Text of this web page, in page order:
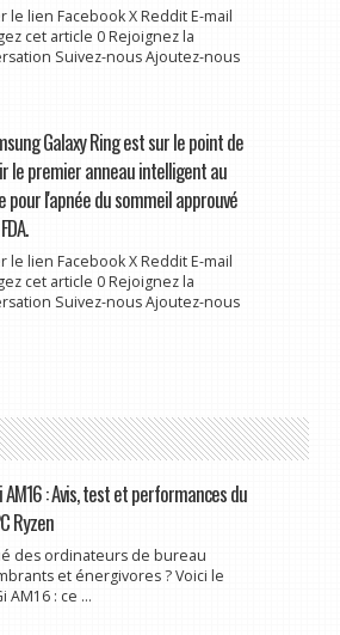
le lien Facebook X Reddit E-mail
cet article 0 Rejoignez la
Suivez-nous Ajoutez-nous
Galaxy Ring est sur le point de
le premier anneau intelligent au
pour l'apnée du sommeil approuvé
le lien Facebook X Reddit E-mail
cet article 0 Rejoignez la
Suivez-nous Ajoutez-nous
AM16 : Avis, test et performances du
Ryzen
des ordinateurs de bureau
et énergivores ? Voici le
AM16 : ce ...